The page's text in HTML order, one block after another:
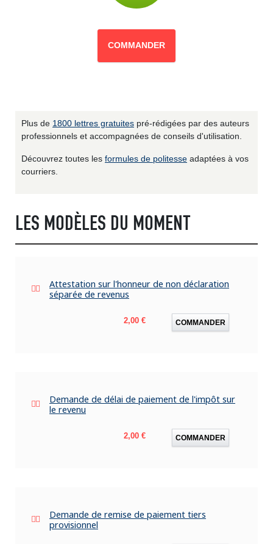
COMMANDER
Plus de 1800 lettres gratuites pré-rédigées par des auteurs
professionnels et accompagnées de conseils d'utilisation.
Découvrez toutes les formules de politesse adaptées à vos
courriers.
LES MODÈLES DU MOMENT
Attestation sur l'honneur de non déclaration
séparée de revenus
Prix
2,00 € COMMANDER
Demande de délai de paiement de l'impôt sur
le revenu
Prix
2,00 € COMMANDER
Demande de remise de paiement tiers
provisionnel